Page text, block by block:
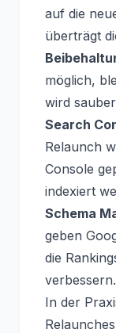
auf die
überträgt
möglich,
wird
Search
Relaunch
Console
indexiert
Schema
geben
die
verbessern.
In der